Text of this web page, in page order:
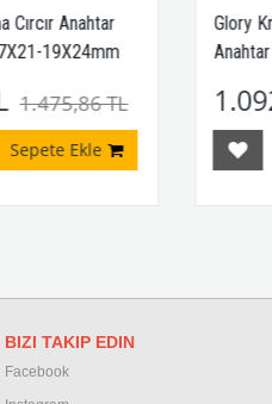
Cırcır Anahtar
19X24mm
1.475,86 TL
Sepete Ekle
Glory
BIZI TAKIP EDIN
Facebook